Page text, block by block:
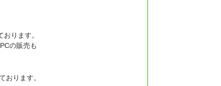
ります。
の販売も
おります。